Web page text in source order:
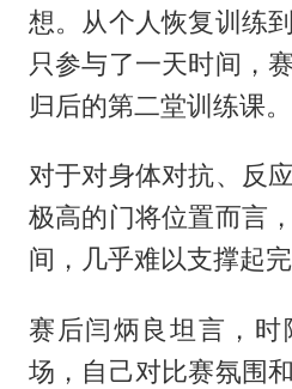
想。从个人恢复训练
只参与了一天时间，
归后的第二堂训练课。
对于对身体对抗、反
极高的门将位置而言
间，几乎难以支撑起
赛后闫炳良坦言，
场，自己对比赛氛围